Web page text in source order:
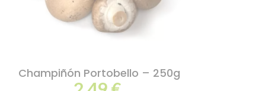
Champiñón Portobello – 250g